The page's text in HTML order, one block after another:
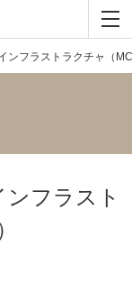
ンフラストラクチャ（
フラスト